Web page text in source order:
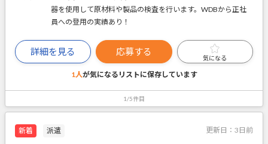
器を使用して原材料や製品の検査を行います。WDBから正社
員への登用の実績あり！
詳細を見る 応募する
気になる
1人が気になるリストに保存しています
1/5件目
新着 派遣 更新日： 3日前